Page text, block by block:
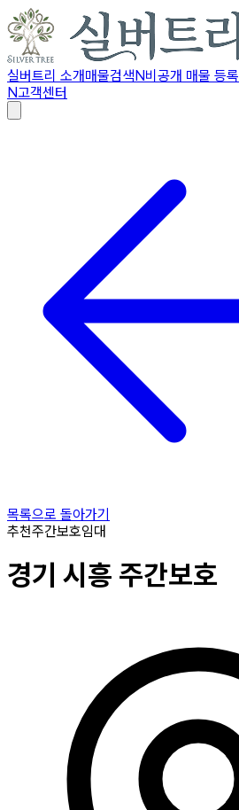
실버트리 소개매물검색N비공개 매물 등록
N고객센터
목록으로 돌아가기
추천주간보호임대
경기 시흥 주간보호